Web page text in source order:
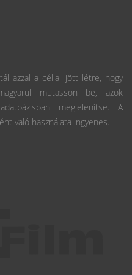
azzal a céllal jött létre, hogy
mutasson be, azok
megjelenítse. A
való használata ingyenes.